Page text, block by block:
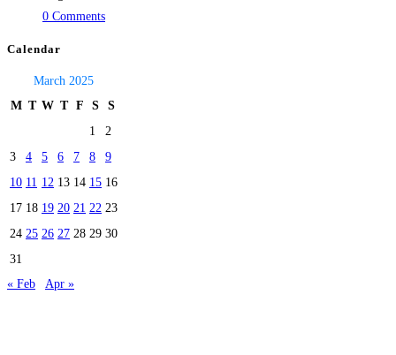
0 Comments
Calendar
March 2025
M T W T F S
S
1
2
3
4 5 6 7 8
9
10 11 12 13 14 15 16
17 18 19 20 21 22 23
24 25 26 27 28 29 30
31
« Feb
Apr »